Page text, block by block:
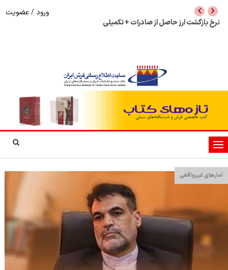
نرخ بازگشت ارز حاصل از صادرات + تکمیلی
ورود /عضویت
تغییر
وضعیت
ناوبری
آمارهای غیرواقعی